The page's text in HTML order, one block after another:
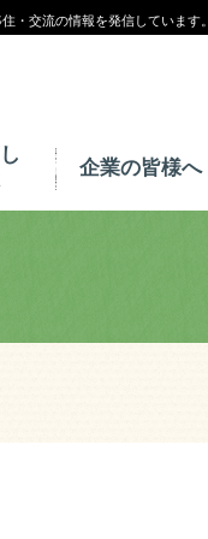
・交流の情報を発信しています。
企業の皆様へ